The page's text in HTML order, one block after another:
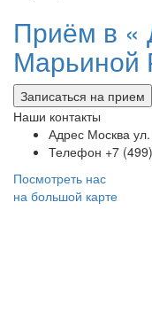
Приём в «
Марьиной
Записаться на прием
Наши контакты
Адрес Москва
Телефон +7
Посмотреть нас
на большой карте